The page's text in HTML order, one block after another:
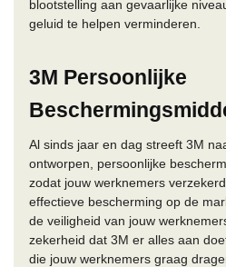
blootstelling aan gevaarlijke
geluid te helpen verminderen.
3M Persoonlijke
Al sinds jaar en dag streeft 3M
ontworpen, persoonlijke
zodat jouw werknemers
effectieve bescherming op de
de veiligheid van jouw
zekerheid dat 3M er alles aan
die jouw werknemers graag